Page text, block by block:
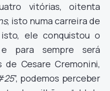
vitórias, oitenta
, isto numa carreira de
ele conquistou o
para sempre será
de Cesare Cremonini,
”, podemos perceber